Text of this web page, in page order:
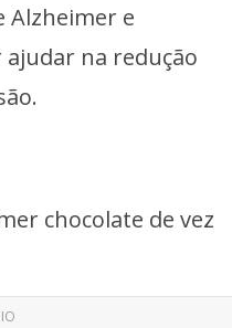
Alzheimer e
na redução
chocolate de vez